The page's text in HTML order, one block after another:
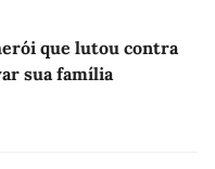
que lutou contra
sua família